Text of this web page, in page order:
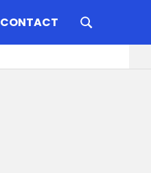
CONTACT